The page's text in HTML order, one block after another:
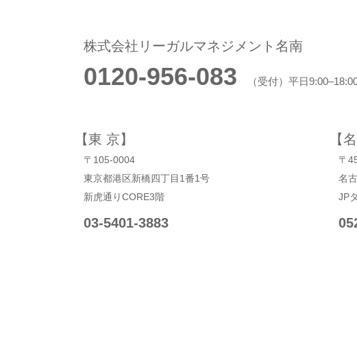
株式会社リーガルマネジメント名南
0120-956-083 （受付）平日
【東 京】
〒105-0004
東京都港区新橋四丁目1番1号
新虎通りCORE3階
03-5401-3883
【
〒
名
JP